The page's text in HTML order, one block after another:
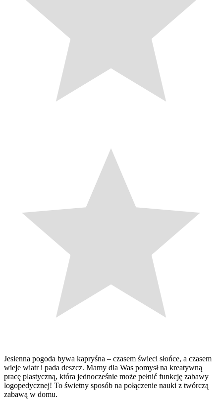
Jesienna pogoda bywa kapryśna – czasem świeci słońce, a czasem
wieje wiatr i pada deszcz. Mamy dla Was pomysł na kreatywną
pracę plastyczną, która jednocześnie może pełnić funkcję zabawy
logopedycznej! To świetny sposób na połączenie nauki z twórczą
zabawą w domu.